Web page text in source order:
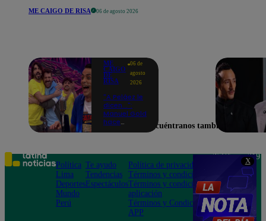
X
ME CAIGO DE RISA 06 de agosto 2026
ME
CAIGO
DE
RISA
06 de
agosto
2026
"A Peláez le
dicen...":
Manuel Gold
hace
de contar el
chiste
Encuéntranos también en
Política
Lima
Deportes
Mundo
Perú
Te ayudo
Tendencias
Espectáculos
Política de privacidad
Términos y condiciones
Términos y condiciones
aplicación
Términos y Condiciones
APP
Teléfono: 219
Av. San
Felipe 968
Jesús María